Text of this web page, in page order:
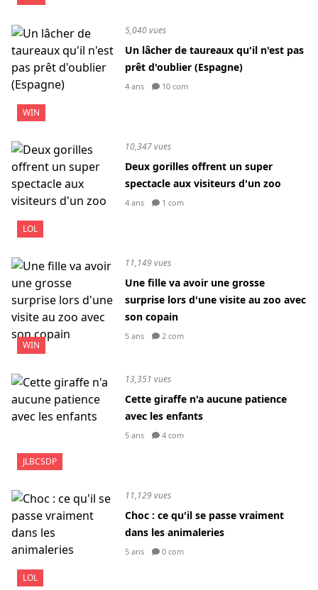
WIN
5,040 vues
Un lâcher de taureaux qu'il n'est pas
prêt d'oublier (Espagne)
4 ans 10 com
LOL
10,347 vues
Deux gorilles offrent un super
spectacle aux visiteurs d'un zoo
4 ans 1 com
WIN
11,149 vues
Une fille va avoir une grosse
surprise lors d'une visite au zoo avec
son copain
5 ans 2 com
JLBCSDP
13,351 vues
Cette giraffe n'a aucune patience
avec les enfants
5 ans 4 com
LOL
11,129 vues
Choc : ce qu'il se passe vraiment
dans les animaleries
5 ans 0 com